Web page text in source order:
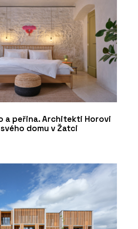
a peřina. Architekti Horovi
domu v Žatci